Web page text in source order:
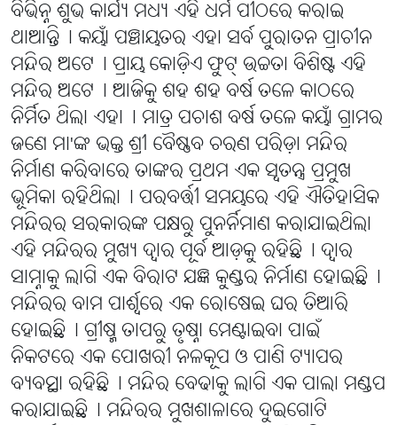
ବିଭିନ୍ନ ଶୁଭ କାର୍ଯ୍ୟ ମଧ୍ୟ ଏହି ଧର୍ମ ପୀଠରେ କରାଇ
ଥାଆନ୍ତି୤ କୟାଁ ପଞ୍ଚାୟତର ଏହା ସର୍ବ ପୁରାତନ ପ୍ରାଚୀନ
ମନ୍ଦିର ଅଟେ୤ ପ୍ରାୟ କୋଡ଼ିଏ ଫୁଟ୍ ଉଚ୍ଚତା ବିଶିଷ୍ଟ ଏହି
ମନ୍ଦିର ଅଟେ୤ ଆଜିକୁ ଶହ ଶହ ବର୍ଷ ତଳେ କାଠରେ
ନିର୍ମିତ ଥିଲା ଏହା୤ ମାତ୍ର ପଚାଶ ବର୍ଷ ତଳେ କୟାଁ ଗ୍ରାମର
ଜଣେ ମା'ଙ୍କ ଭକ୍ତ ଶ୍ରୀ ବୈଷ୍ଣବ ଚରଣ ପରିଡ଼ା ମନ୍ଦିର
ନିର୍ମାଣ କରିବାରେ ତାଙ୍କର ପ୍ରଥମ ଏକ ସ୍ୱତନ୍ତ୍ର ପ୍ରମୁଖ
ଭୂମିକା ରହିଥିଲା୤ ପରବର୍ତ୍ତୀ ସମୟରେ ଏହି ଐତିହାସିକ
ମନ୍ଦିରର ସରକାରଙ୍କ ପକ୍ଷରୁ ପୁନର୍ନିମାଣ କରାଯାଇଥିଲା
ଏହି ମନ୍ଦିରର ମୁଖ୍ୟ ଦ୍ୱାର ପୂର୍ବ ଆଡ଼କୁ ରହିଛି୤ ଦ୍ୱାର
ସାମ୍ନାକୁ ଲାଗି ଏକ ବିରାଟ ଯଜ୍ଞ କୁଣ୍ଡର ନିର୍ମାଣ ହୋଇଛି୤
ମନ୍ଦିରର ବାମ ପାର୍ଶ୍ୱରେ ଏକ ରୋଷେଇ ଘର ତିଆରି
ହୋଇଛି୤ ଗ୍ରୀଷ୍ମ ତାପରୁ ତୃଷ୍ନା ମେଣ୍ଟାଇବା ପାଇଁ
ନିକଟରେ ଏକ ପୋଖରୀ ନଳକୂପ ଓ ପାଣି ଟ୍ୟାପର
ବ୍ୟବସ୍ଥା ରହିଛି୤ ମନ୍ଦିର ବେଢାକୁ ଲାଗି ଏକ ପାଲା ମଣ୍ଡପ
କରାଯାଇଛି୤ ମନ୍ଦିରର ମୁଖଶାଳାରେ ଦୁଇଗୋଟି